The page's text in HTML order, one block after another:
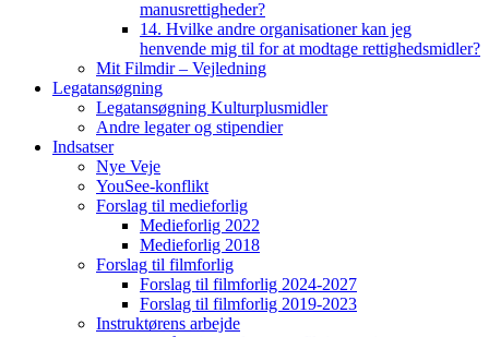
manusrettigheder?
14. Hvilke andre organisationer kan jeg
henvende mig til for at modtage rettighedsmidler?
Mit Filmdir – Vejledning
Legatansøgning
Legatansøgning Kulturplusmidler
Andre legater og stipendier
Indsatser
Nye Veje
YouSee-konflikt
Forslag til medieforlig
Medieforlig 2022
Medieforlig 2018
Forslag til filmforlig
Forslag til filmforlig 2024-2027
Forslag til filmforlig 2019-2023
Instruktørens arbejde